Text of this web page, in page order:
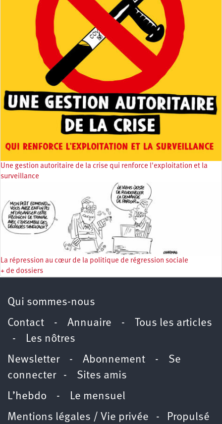
Une gestion autoritaire de la crise qui renforce l'exploitation et la
surveillance
La répression au cœur de la politique de régression sociale
+ de dossiers
Qui sommes-nous
Contact - Annuaire - Tous les articles
-
Les nôtres
Newsletter- Abonnement - Se
connecter- Sites amis
L’hebdo -
Le mensuel
Mentions légales / Vie privée - Propulsé